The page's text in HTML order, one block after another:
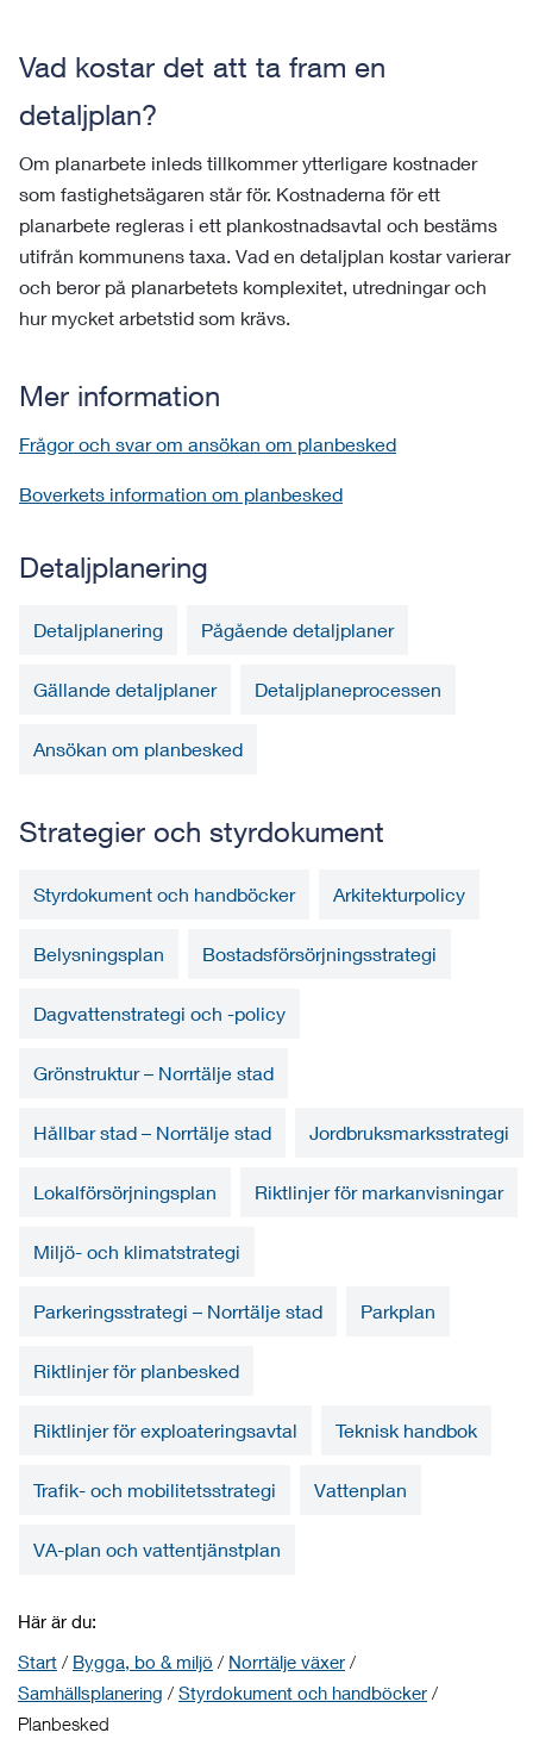
Vad kostar det att ta fram en
detaljplan?
Om planarbete inleds tillkommer ytterligare kostnader
som fastighetsägaren står för. Kostnaderna för ett
planarbete regleras i ett plankostnadsavtal och bestäms
utifrån kommunens taxa. Vad en detaljplan kostar varierar
och beror på planarbetets komplexitet, utredningar och
hur mycket arbetstid som krävs.
Mer information
Frågor och svar om ansökan om planbesked
Boverkets information om planbesked
Detaljplanering
Detaljplanering Pågående detaljplaner
Gällande detaljplaner Detaljplaneprocessen
Ansökan om planbesked
Strategier och styrdokument
Styrdokument och handböcker Arkitekturpolicy
Belysningsplan Bostadsförsörjningsstrategi
Dagvattenstrategi och -policy
Grönstruktur – Norrtälje stad
Hållbar stad – Norrtälje stad Jordbruksmarksstrategi
Lokalförsörjningsplan Riktlinjer för markanvisningar
Miljö- och klimatstrategi
Parkeringsstrategi – Norrtälje stad Parkplan
Riktlinjer för planbesked
Riktlinjer för exploateringsavtal Teknisk handbok
Trafik- och mobilitetsstrategi Vattenplan
VA-plan och vattentjänstplan
Här är du:
Start / Bygga, bo & miljö / Norrtälje växer /
Samhällsplanering / Styrdokument och handböcker /
Planbesked